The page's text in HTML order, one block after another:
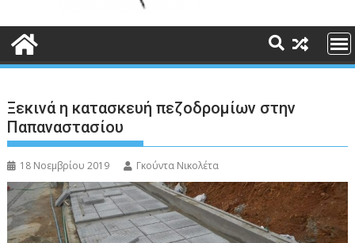
Ξεκινά η κατασκευή πεζοδρομίων στην
Παπαναστασίου
18 Νοεμβρίου 2019 Γκούντα Νικολέτα